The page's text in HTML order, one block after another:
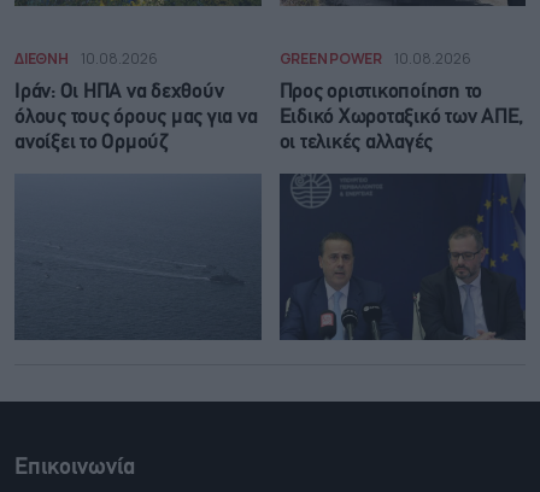
ΔΙΕΘΝΗ 10.08.2026
Ιράν: Οι ΗΠΑ να δεχθούν
όλους τους όρους μας για να
ανοίξει το Ορμούζ
GREEN POWER 10.08.2026
Προς οριστικοποίηση το
Ειδικό Χωροταξικό των ΑΠΕ,
οι τελικές αλλαγές
Επικοινωνία